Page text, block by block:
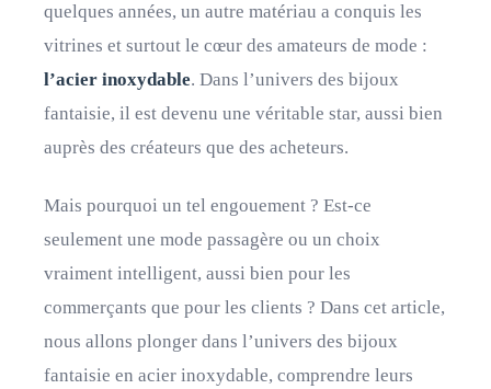
quelques années, un autre matériau a conquis les
vitrines et surtout le cœur des amateurs de mode :
l’acier inoxydable. Dans l’univers des bijoux
fantaisie, il est devenu une véritable star, aussi bien
auprès des créateurs que des acheteurs.
Mais pourquoi un tel engouement ? Est-ce
seulement une mode passagère ou un choix
vraiment intelligent, aussi bien pour les
commerçants que pour les clients ? Dans cet article,
nous allons plonger dans l’univers des bijoux
fantaisie en acier inoxydable, comprendre leurs